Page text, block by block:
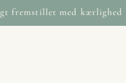
fremstillet med kærlighed